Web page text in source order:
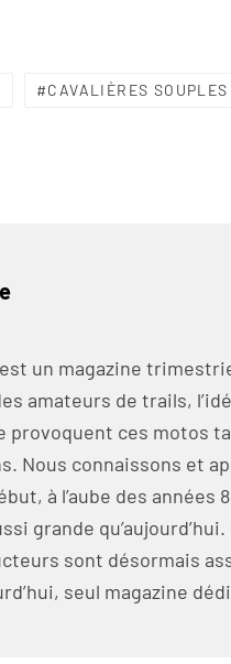
CAVALIÈRES SOUPLES
un magazine
amateurs de trails,
provoquent ces motos
Nous connaissons et
à l’aube des années
grande
sont désormais
seul magazine